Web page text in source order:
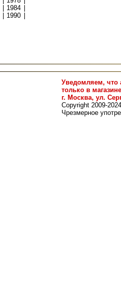
1984
1990
Уведомляем, что
только в
г. Москва, ул.
Copyright 2009-
Чрезмерное